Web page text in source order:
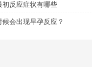
初反应症状有哪些
候会出现早孕反应？